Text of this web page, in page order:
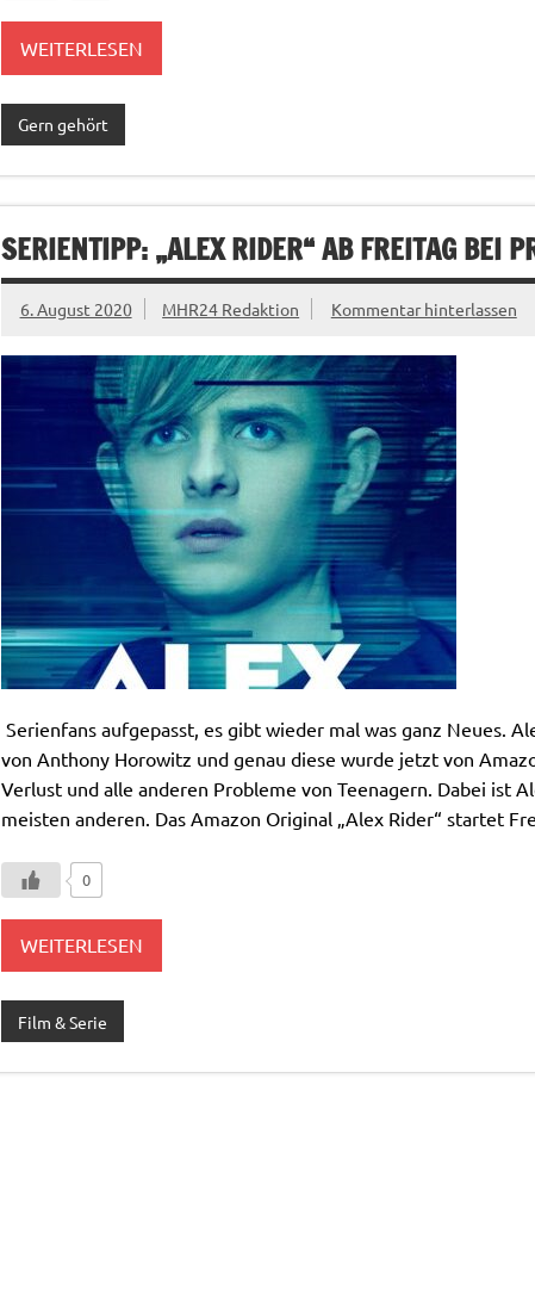
WEITERLESEN
Gern gehört
SERIENTIPP: „ALEX RIDER“ AB FREITAG BEI
6. August 2020 MHR24 Redaktion Kommentar hinterlassen
Serienfans aufgepasst, es gibt wieder mal was ganz Neues.
von Anthony Horowitz und genau diese wurde jetzt von
Verlust und alle anderen Probleme von Teenagern. Dabei ist
meisten anderen. Das Amazon Original „Alex Rider“ startet
0
WEITERLESEN
Film & Serie